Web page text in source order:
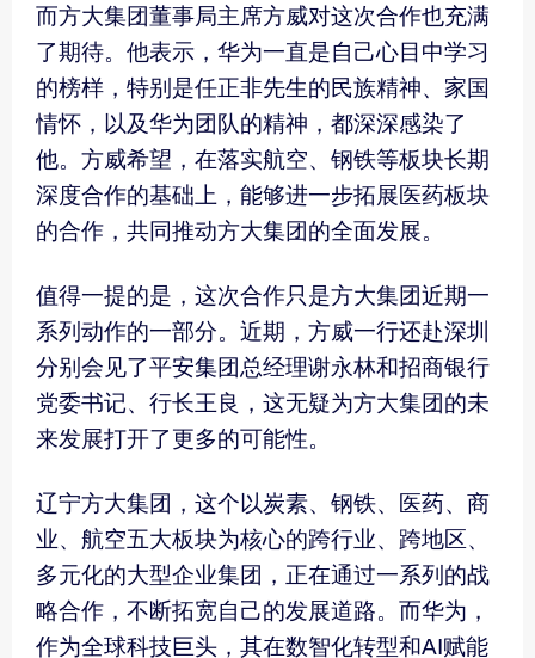
而方大集团董事局主席方威对这次合作也充满
了期待。他表示，华为一直是自己心目中学习
的榜样，特别是任正非先生的民族精神、家国
情怀，以及华为团队的精神，都深深感染了
他。方威希望，在落实航空、钢铁等板块长期
深度合作的基础上，能够进一步拓展医药板块
的合作，共同推动方大集团的全面发展。
值得一提的是，这次合作只是方大集团近期一
系列动作的一部分。近期，方威一行还赴深圳
分别会见了平安集团总经理谢永林和招商银行
党委书记、行长王良，这无疑为方大集团的未
来发展打开了更多的可能性。
辽宁方大集团，这个以炭素、钢铁、医药、商
业、航空五大板块为核心的跨行业、跨地区、
多元化的大型企业集团，正在通过一系列的战
略合作，不断拓宽自己的发展道路。而华为，
作为全球科技巨头，其在数智化转型和AI赋能